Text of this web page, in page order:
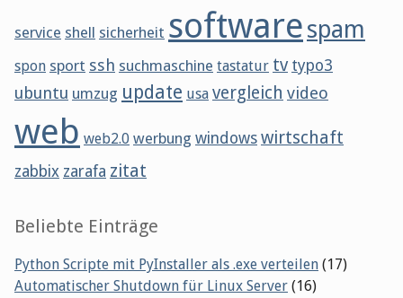
service shell sicherheit softwarespam
spon sport ssh suchmaschine tastatur tv typo3
ubuntu umzug update usa vergleich video
web web2.0 werbung windows wirtschaft
zabbix zarafa zitat
Beliebte Einträge
Python Scripte mit PyInstaller als .exe verteilen (17)
Automatischer Shutdown für Linux Server (16)